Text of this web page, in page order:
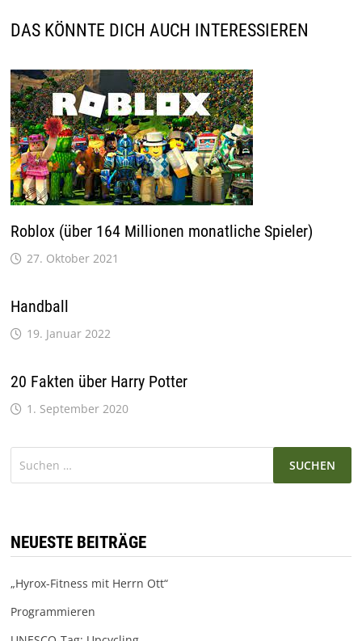
DAS KÖNNTE DICH AUCH INTERESSIEREN
Roblox (über 164 Millionen monatliche Spieler)
27. Oktober 2021
Handball
19. Januar 2022
20 Fakten über Harry Potter
1. September 2020
NEUESTE BEITRÄGE
„Hyrox-Fitness mit Herrn Ott“
Programmieren